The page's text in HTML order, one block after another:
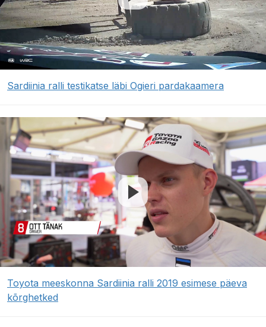
Sardiinia ralli testikatse läbi Ogieri pardakaamera
Toyota meeskonna Sardiinia ralli 2019 esimese päeva
kõrghetked